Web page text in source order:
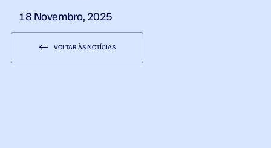
18 Novembro, 2025
VOLTAR ÀS NOTÍCIAS